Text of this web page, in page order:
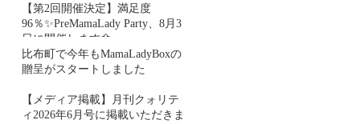
をご紹介しました
【第2回開催決定】満足度
96％✨PreMamaLady Party、8月3
日に開催します🌼
比布町で今年もMamaLadyBoxの
贈呈がスタートしました
【メディア掲載】月刊クォリテ
ィ2026年6月号に掲載いただきま